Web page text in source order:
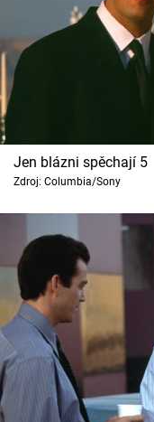
Jen blázni spěchají 5
Zdroj: Columbia/Sony